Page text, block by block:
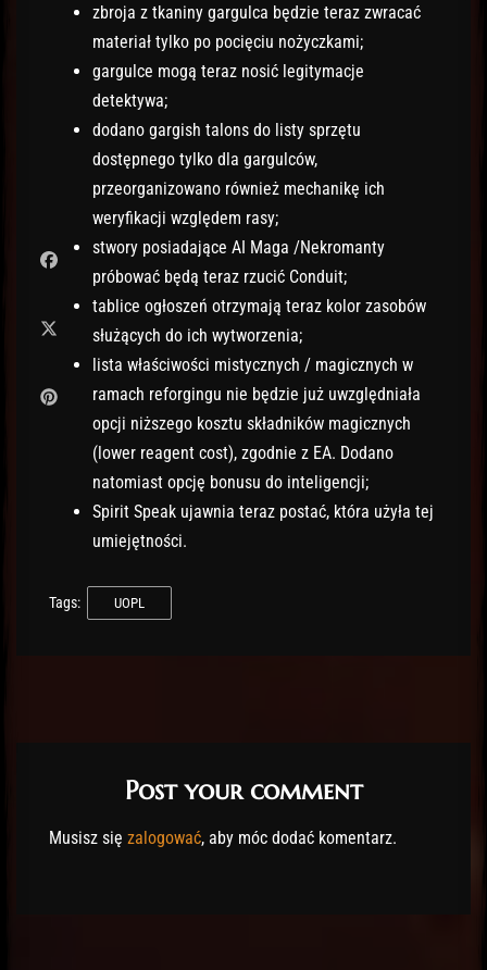
zbroja z tkaniny gargulca będzie teraz zwracać
materiał tylko po pocięciu nożyczkami;
gargulce mogą teraz nosić legitymacje
detektywa;
dodano gargish talons do listy sprzętu
dostępnego tylko dla gargulców,
przeorganizowano również mechanikę ich
weryfikacji względem rasy;
stwory posiadające AI Maga /Nekromanty
próbować będą teraz rzucić Conduit;
tablice ogłoszeń otrzymają teraz kolor zasobów
służących do ich wytworzenia;
lista właściwości mistycznych / magicznych w
ramach reforgingu nie będzie już uwzględniała
opcji niższego kosztu składników magicznych
(lower reagent cost), zgodnie z EA. Dodano
natomiast opcję bonusu do inteligencji;
Spirit Speak ujawnia teraz postać, która użyła tej
umiejętności.
Tags: UOPL
Post your comment
Musisz się zalogować, aby móc dodać komentarz.